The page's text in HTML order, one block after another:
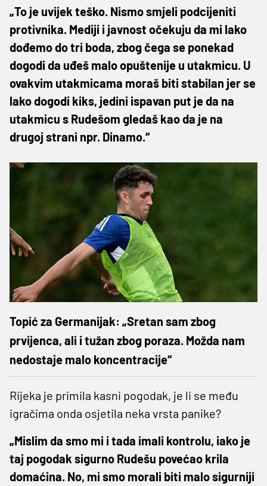
„To je uvijek teško. Nismo smjeli podcijeniti
protivnika. Mediji i javnost očekuju da mi lako
dođemo do tri boda, zbog čega se ponekad
dogodi da uđeš malo opuštenije u utakmicu. U
ovakvim utakmicama moraš biti stabilan jer se
lako dogodi kiks, jedini ispavan put je da na
utakmicu s Rudešom gledaš kao da je na
drugoj strani npr. Dinamo.“
Topić za Germanijak: „Sretan sam zbog
prvijenca, ali i tužan zbog poraza. Možda nam
nedostaje malo koncentracije“
Rijeka je primila kasni pogodak, je li se među
igračima onda osjetila neka vrsta panike?
„Mislim da smo mi i tada imali kontrolu, iako je
taj pogodak sigurno Rudešu povećao krila
domaćina. No, mi smo morali biti malo sigurniji